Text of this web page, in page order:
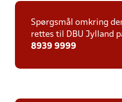
Spørgsmål omkring
rettes til DBU Jylland
8939 9999